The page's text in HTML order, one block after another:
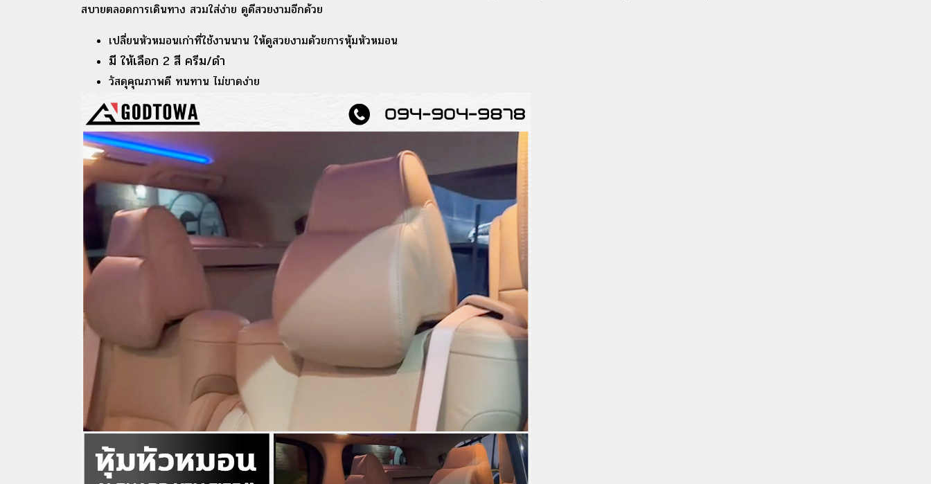
สบายตลอดการเดินทาง สวมใส่ง่าย ดูดีสวยงามอีกด้วย
เปลี่ยนหัวหมอนเก่าที่ใช้งานนาน ให้ดูสวยงามด้วยการหุ้มหัวหมอน
มี ให้เลือก 2 สี ครีม/ดำ
วัสดุคุณภาพดี ทนทาน ไม่ขาดง่าย